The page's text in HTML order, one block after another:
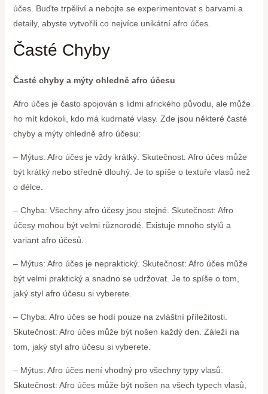
účes. Buďte trpěliví a nebojte se experimentovat s barvami a
detaily, abyste vytvořili co nejvíce unikátní afro účes.
Časté Chyby
Časté chyby a mýty ohledně afro účesu
Afro účes je často spojován s lidmi afrického původu, ale může
ho mít kdokoli, kdo má kudrnaté vlasy. Zde jsou některé časté
chyby a mýty ohledně afro účesu:
– Mýtus: Afro účes je vždy krátký. Skutečnost: Afro účes může
být krátký nebo středně dlouhý. Je to spíše o textuře vlasů než
o délce.
– Chyba: Všechny afro účesy jsou stejné. Skutečnost: Afro
účesy mohou být velmi různorodé. Existuje mnoho stylů a
variant afro účesů.
– Mýtus: Afro účes je nepraktický. Skutečnost: Afro účes může
být velmi praktický a snadno se udržovat. Je to spíše o tom,
jaký styl afro účesu si vyberete.
– Chyba: Afro účes se hodí pouze na zvláštní příležitosti.
Skutečnost: Afro účes může být nošen každý den. Záleží na
tom, jaký styl afro účesu si vyberete.
– Mýtus: Afro účes není vhodný pro všechny typy vlasů.
Skutečnost: Afro účes může být nošen na všech typech vlasů,